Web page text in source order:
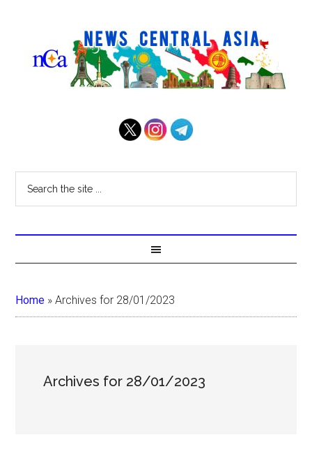
Home »Archives for 28/01/2023
Archives for 28/01/2023